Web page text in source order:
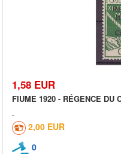
1,58 EUR
FIUME 1920 - RÉGENCE DU
2,00 EUR
0